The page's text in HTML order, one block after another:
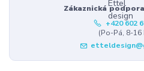
Zákaznická
+420 602
(Po-Pá, 8-16